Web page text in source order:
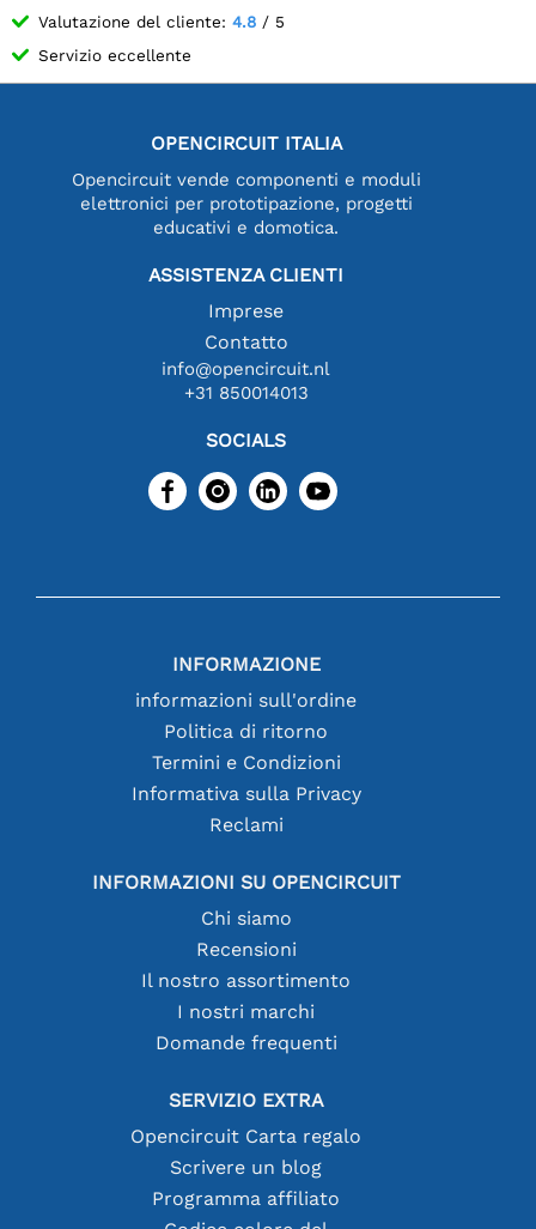
Valutazione del cliente: 4.8 / 5
Servizio eccellente
OPENCIRCUIT ITALIA
Opencircuit vende componenti e moduli
elettronici per prototipazione, progetti
educativi e domotica.
ASSISTENZA CLIENTI
Imprese
Contatto
info@opencircuit.nl
+31 850014013
SOCIALS
INFORMAZIONE
informazioni sull'ordine
Politica di ritorno
Termini e Condizioni
Informativa sulla Privacy
Reclami
INFORMAZIONI SU OPENCIRCUIT
Chi siamo
Recensioni
Il nostro assortimento
I nostri marchi
Domande frequenti
SERVIZIO EXTRA
Opencircuit Carta regalo
Scrivere un blog
Programma affiliato